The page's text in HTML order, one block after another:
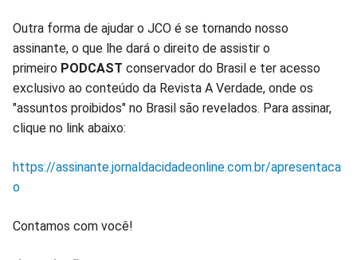
Outra forma de ajudar o JCO é se tornando nosso
assinante, o que lhe dará o direito de assistir o
primeiro PODCAST conservador do Brasil e ter acesso
exclusivo ao conteúdo da Revista A Verdade, onde os
"assuntos proibidos" no Brasil são revelados. Para assinar,
clique no link abaixo:
https://assinante.jornaldacidadeonline.com.br/apresentaca
o
Contamos com você!